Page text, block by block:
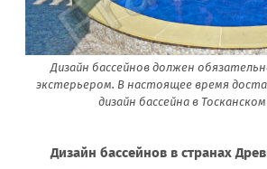
Дизайн бассейнов должен
экстерьером. В настоящее время
дизайн бассейна в
Дизайн бассейнов в странах